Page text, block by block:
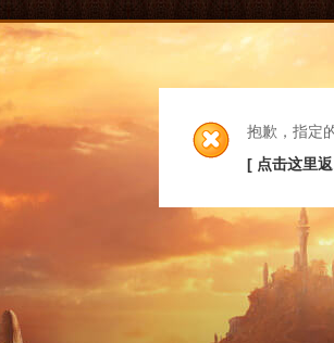
抱歉，指定
[ 点击这里